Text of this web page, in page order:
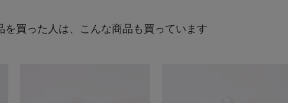
を買った人は、こんな商品も買っています